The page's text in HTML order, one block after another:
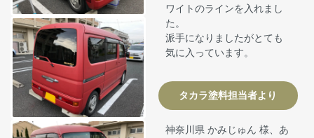
ワイトのラインを入れまし
た。
派手になりましたがとても
気に入っています。
タカラ塗料担当者より
神奈川県 かみじゅん 様、あ